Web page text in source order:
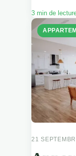
3 min de
21